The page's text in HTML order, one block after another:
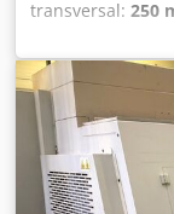
transversal: 250
, Torno
máximo de
centros: 400 mm
do eixo: Ø49 mm
RPM Leitura digital